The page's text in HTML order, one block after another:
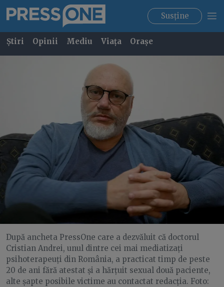
Susține
Știri Opinii Mediu Viața Orașe
După ancheta PressOne care a dezvăluit că doctorul
Cristian Andrei, unul dintre cei mai mediatizați
psihoterapeuți din România, a practicat timp de peste
20 de ani fără atestat și a hărțuit sexual două paciente,
alte șapte posibile victime au contactat redacția. Foto: